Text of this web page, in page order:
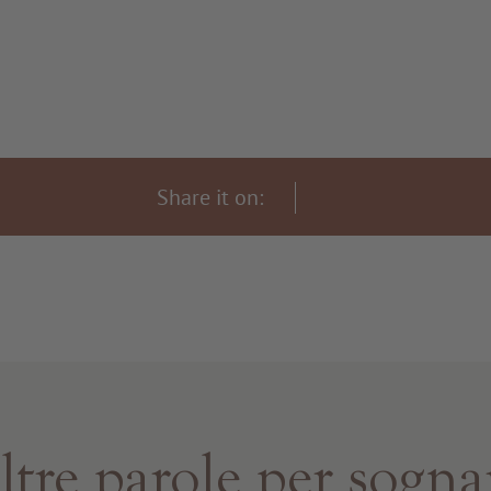
Share it on:
parole per